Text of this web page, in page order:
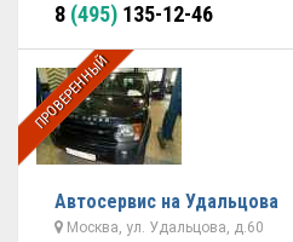
8 (495) 135-12-46
ПРОВЕРЕННЫЙ
Автосервис на Удальцова
Москва, ул. Удальцова, д.60